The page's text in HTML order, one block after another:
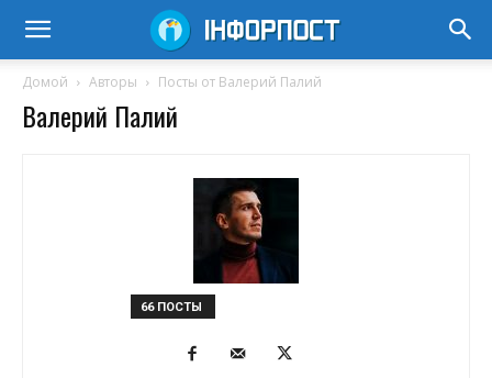
Домой Авторы Посты от Валерий Палий
Валерий Палий
66 ПОСТЫ